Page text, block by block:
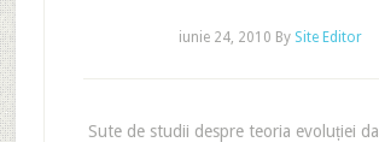
iunie 24, 2010 By Site Editor
Sute de studii despre teoria evoluției